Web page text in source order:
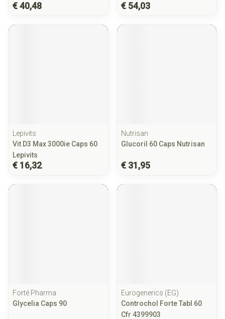
€ 40,48 € 54,03
Lepivits
Vit D3 Max 3000ie Caps 60
Lepivits
€ 16,32
Nutrisan
Glucoril 60 Caps Nutrisan
€ 31,95
Forté Pharma
Glycelia Caps 90
Eurogenerics (EG)
Controchol Forte Tabl 60
Cfr 4399903